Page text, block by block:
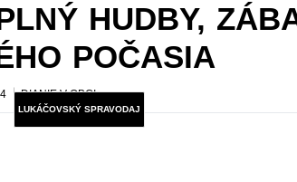
HUDBY,
POČASIA
DIANIE V OBCI
LUKÁČOVSKÝ SPRAVODAJ